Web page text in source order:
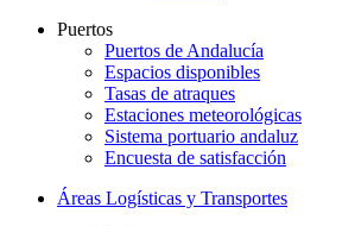
Puertos
Puertos de Andalucía
Espacios disponibles
Tasas de atraques
Estaciones meteorológicas
Sistema portuario andaluz
Encuesta de satisfacción
Áreas Logísticas y Transportes